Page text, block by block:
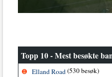
Topp 10 - Mest besøkte
Elland Road(530 besøk)